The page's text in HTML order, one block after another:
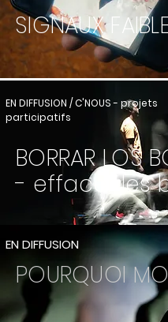
SIGNAUX
EN DIFFUSION / C'NOUS - projets
participatifs
BORRAR LOS
- effacer les
EN DIFFUSION
POURQUOI